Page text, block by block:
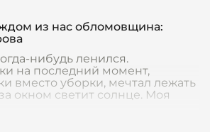
из нас обломовщина:
нибудь ленился.
на последний момент,
вместо уборки, мечтал лежать
окном светит солнце. Моя